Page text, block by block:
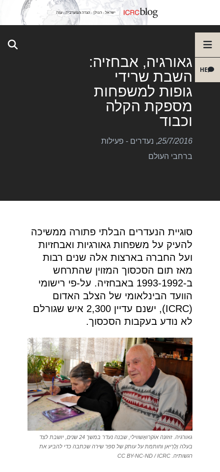
HE
גאורגיה, אבחזיה:
השבת שרידי
גופות למשפחות
מספקת הקלה
וכבוד
25/7/2016
, נעדרים - פעילות
ברחבי העולם
סוגיית הנעדרים הבלתי פתורה ממשיכה
להעיק על משפחות גאורגיות ואבחזיות
ועל החברה בארצות אלה שנים רבות
מאז תום הסכסוך המזוין שהתרחש
ב-1993-1992 באבחזיה. על-פי רישומי
הוועד הבינלאומי של הצלב האדום
(ICRC), ישנם עדיין 2,300 איש שגורלם
לא נודע בעקבות הסכסוך.
גאורגיה. זוּזוּנה אוֹקרוּאָשווילי, שבנה נעדר במשך 24 שנים, יושבת לצד
בעלה וָלֶרְיאן וחותמת על עותק של ספר שירה שכתבה כדי להביע את
רגשותיה. CC BY-NC-ND / ICRC